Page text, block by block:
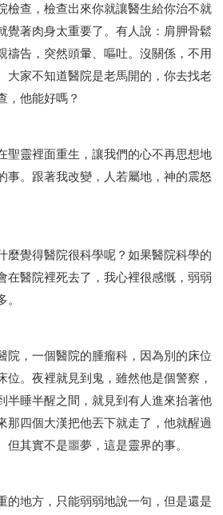
檢查，檢查出來你就讓醫生給你治不就
覺著肉身太重要了。有人說：肩胛骨鬆
禱告，突然頭暈、嘔吐。沒關係，不用
大家不知道醫院是老馬開的，你去找老
，他能好嗎？
聖靈裡面重生，讓我們的心不再思想地
事。跟著我改變，人若屬地，神的震怒
麼覺得醫院很科學呢？如果醫院科學的
在醫院裡死去了，我心裡很感慨，弱弱
院，一個醫院的腫瘤科，因為別的床位
位。夜裡就見到鬼，雖然他是個警察，
半睡半醒之間，就見到有人進來抬著他
那四個大漢把他丟下就走了，他就醒過
但其實不是噩夢，這是靈界的事。
的地方，只能弱弱地說一句，但是還是